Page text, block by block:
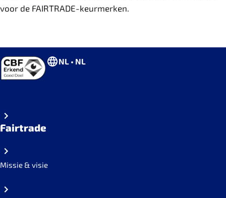
voor de FAIRTRADE-keurmerken.
NL • NL
Fairtrade
Missie & visie